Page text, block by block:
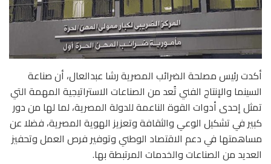
أكدت رئيس مصلحة الضرائب المصرية رشا عبدالعال، أن صناعة
السينما والإنتاج الفني تُعد من الصناعات الاستراتيجية المهمة التي
تمثل إحدى أدوات القوة الناعمة للدولة المصرية، لما لها من دور
كبير في تشكيل الوعي والثقافة وتعزيز الهوية المصرية، فضلا عن
مساهمتها في دعم الاقتصاد الوطني وتوفير فرص العمل وتحفيز
العديد من الصناعات والخدمات المرتبطة بها.